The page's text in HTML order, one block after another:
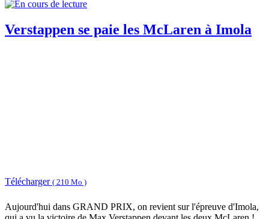
Verstappen se paie les McLaren à Imola
Télécharger ( 210 Mo )
Aujourd'hui dans GRAND PRIX, on revient sur l'épreuve d'Imola,